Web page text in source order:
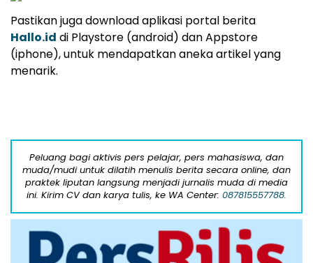
Pastikan juga download aplikasi portal berita
Hallo.id di Playstore (android) dan Appstore
(iphone), untuk mendapatkan aneka artikel yang
menarik.
Peluang bagi aktivis pers pelajar, pers mahasiswa, dan
muda/mudi untuk dilatih menulis berita secara online, dan
praktek liputan langsung menjadi jurnalis muda di media
ini. Kirim CV dan karya tulis, ke WA Center: 087815557788.